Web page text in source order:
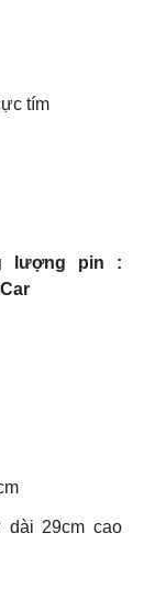
tím
lượng pin :
dài 29cm cao